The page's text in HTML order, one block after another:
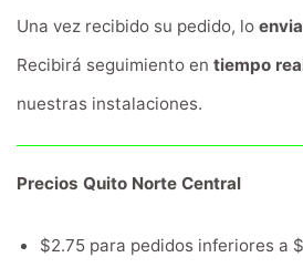
Una vez recibido su pedido, lo
Recibirá seguimiento en tiempo
nuestras instalaciones.
Precios Quito Norte Central
$2.75 para pedidos inferiores a